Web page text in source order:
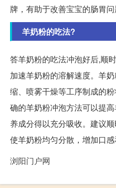
牌，有助于改善宝宝的肠胃问
羊奶粉的吃法?
答羊奶粉的吃法冲泡好后,顺
加速羊奶粉的溶解速度。羊
缩、喷雾干燥等工序制成的
确的羊奶粉冲泡方法可以提
养成分得以充分吸收。建议
使羊奶粉均匀分散，增加口感
浏阳门户网